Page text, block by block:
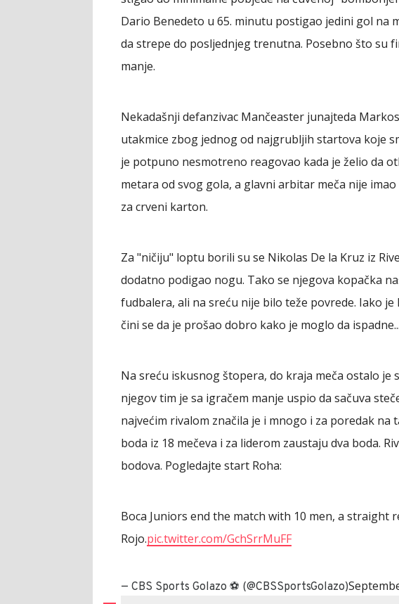
Dario Benedeto u 65. minutu postigao jedini gol na
da strepe do posljednjeg trenutna. Posebno što su
manje.
Nekadašnji defanzivac Mančeaster junajteda
utakmice zbog jednog od najgrubljih startova koje
je potpuno nesmotreno reagovao kada je želio da
metara od svog gola, a glavni arbitar meča nije
za crveni karton.
Za "ničiju" loptu borili su se Nikolas De la Kruz iz
dodatno podigao nogu. Tako se njegova kopačka
fudbalera, ali na sreću nije bilo teže povrede. Iako je
čini se da je prošao dobro kako je moglo da ispadne...
Na sreću iskusnog štopera, do kraja meča ostalo je
njegov tim je sa igračem manje uspio da sačuva
najvećim rivalom značila je i mnogo i za poredak na
boda iz 18 mečeva i za liderom zaustaju dva boda.
bodova. Pogledajte start Roha:
Boca Juniors end the match with 10 men, a straight
Rojo.pic.twitter.com/GchSrrMuFF
— CBS Sports Golazo ⚽️ (@CBSSportsGolazo)